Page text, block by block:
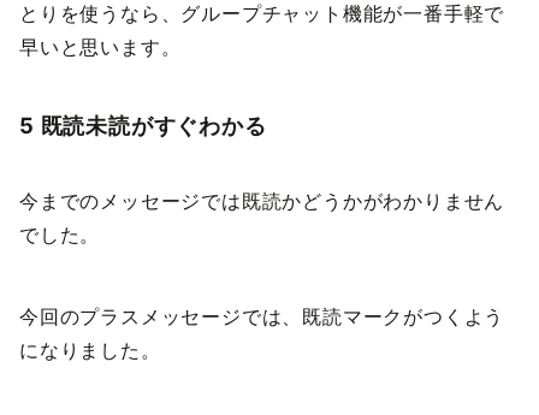
とりを使うなら、グループチャット機能が一番手軽で
早いと思います。
5 既読未読がすぐわかる
今までのメッセージでは既読かどうかがわかりません
でした。
今回のプラスメッセージでは、既読マークがつくよう
になりました。